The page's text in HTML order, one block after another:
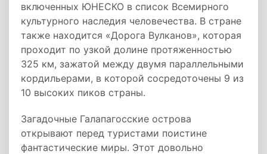
включенных ЮНЕСКО в список Всемирного
культурного наследия человечества. В стране
также находится «Дорога Вулканов», которая
проходит по узкой долине протяженностью
325 км, зажатой между двумя параллельными
кордильерами, в которой сосредоточены 9 из
10 высоких пиков страны.
Загадочные Галапагосские острова
открывают перед туристами поистине
фантастические миры. Этот довольно